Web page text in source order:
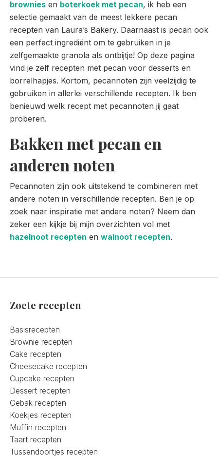
brownies en boterkoek met pecan, ik heb een
selectie gemaakt van de meest lekkere pecan
recepten van Laura’s Bakery. Daarnaast is pecan ook
een perfect ingrediënt om te gebruiken in je
zelfgemaakte granola als ontbijtje! Op deze pagina
vind je zelf recepten met pecan voor desserts en
borrelhapjes. Kortom, pecannoten zijn veelzijdig te
gebruiken in allerlei verschillende recepten. Ik ben
benieuwd welk recept met pecannoten jij gaat
proberen.
Bakken met pecan en
anderen noten
Pecannoten zijn ook uitstekend te combineren met
andere noten in verschillende recepten. Ben je op
zoek naar inspiratie met andere noten? Neem dan
zeker een kijkje bij mijn overzichten vol met
hazelnoot recepten en walnoot recepten.
Zoete recepten
Basisrecepten
Brownie recepten
Cake recepten
Cheesecake recepten
Cupcake recepten
Dessert recepten
Gebak recepten
Koekjes recepten
Muffin recepten
Taart recepten
Tussendoortjes recepten